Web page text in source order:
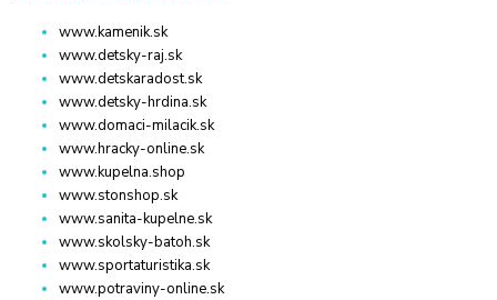
www.kamenik.sk
www.detsky-raj.sk
www.detskaradost.sk
www.detsky-hrdina.sk
www.domaci-milacik.sk
www.hracky-online.sk
www.kupelna.shop
www.stonshop.sk
www.sanita-kupelne.sk
www.skolsky-batoh.sk
www.sportaturistika.sk
www.potraviny-online.sk